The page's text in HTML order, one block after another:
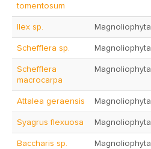
tomentosum
Ilex sp. Magnoliophyta
Schefflera sp. Magnoliophyta
Schefflera
macrocarpa
Magnoliophyta
Attalea geraensis Magnoliophyta
Syagrus flexuosa Magnoliophyta
Baccharis sp. Magnoliophyta